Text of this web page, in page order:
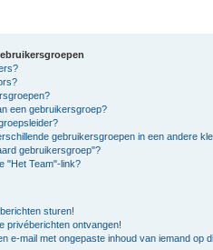
een gebruikersgroep?
gebruikersgroepen in een andere
gebruikersgroep"?
"Het Team"-link?
sturen!
privéberichten ontvangen!
e-mail met ongepaste inhoud van iemand op